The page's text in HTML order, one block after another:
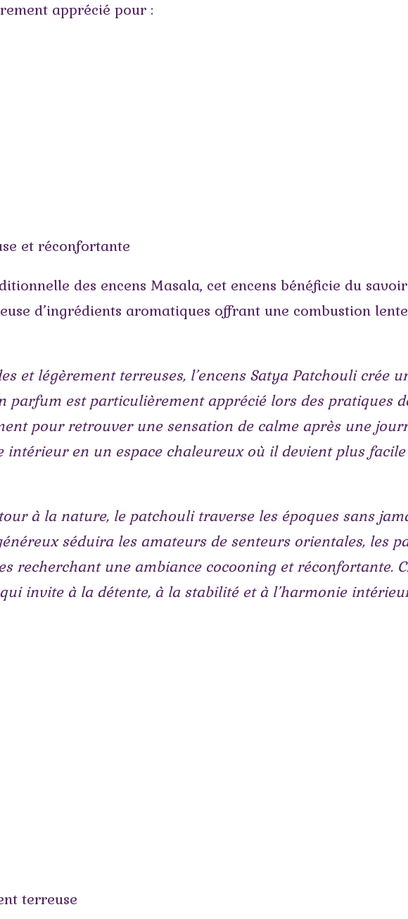
apprécié pour :
et réconfortante
des encens Masala, cet encens bénéficie du
d’ingrédients aromatiques offrant une combustion
et légèrement terreuses, l’encens Satya Patchouli crée
parfum est particulièrement apprécié lors des pratiques
pour retrouver une sensation de calme après une
en un espace chaleureux où il devient plus facile
à la nature, le patchouli traverse les époques sans
séduira les amateurs de senteurs orientales, les
recherchant une ambiance cocooning et réconfortante.
invite à la détente, à la stabilité et à l’harmonie
terreuse